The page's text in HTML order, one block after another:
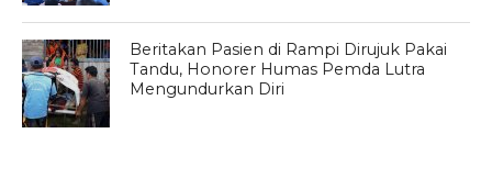
Beritakan Pasien di Rampi Dirujuk Pakai
Tandu, Honorer Humas Pemda Lutra
Mengundurkan Diri